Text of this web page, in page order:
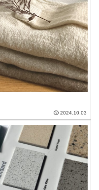
2024.10.03